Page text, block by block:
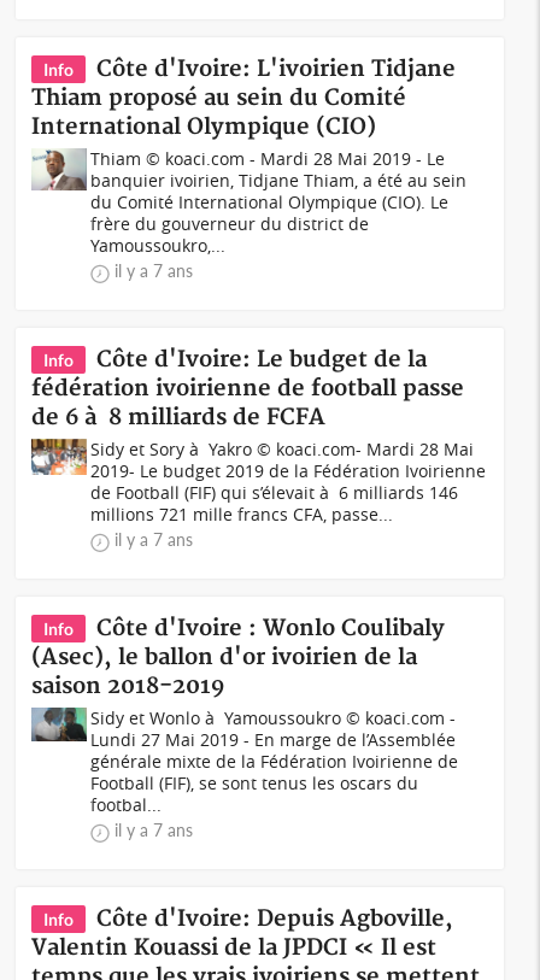
Info
Côte d'Ivoire: L'ivoirien Tidjane
Thiam proposé au sein du Comité
International Olympique (CIO)
Thiam © koaci.com - Mardi 28 Mai 2019 - Le
banquier ivoirien, Tidjane Thiam, a été au sein
du Comité International Olympique (CIO). Le
frère du gouverneur du district de
Yamoussoukro,...
il y a 7 ans
Info
Côte d'Ivoire: Le budget de la
fédération ivoirienne de football passe
de 6 à 8 milliards de FCFA
Sidy et Sory à Yakro © koaci.com- Mardi 28 Mai
2019- Le budget 2019 de la Fédération Ivoirienne
de Football (FIF) qui s’élevait à 6 milliards 146
millions 721 mille francs CFA, passe...
il y a 7 ans
Info
Côte d'Ivoire : Wonlo Coulibaly
(Asec), le ballon d'or ivoirien de la
saison 2018-2019
Sidy et Wonlo à Yamoussoukro © koaci.com -
Lundi 27 Mai 2019 - En marge de l’Assemblée
générale mixte de la Fédération Ivoirienne de
Football (FIF), se sont tenus les oscars du
footbal...
il y a 7 ans
Info
Côte d'Ivoire: Depuis Agboville,
Valentin Kouassi de la JPDCI « Il est